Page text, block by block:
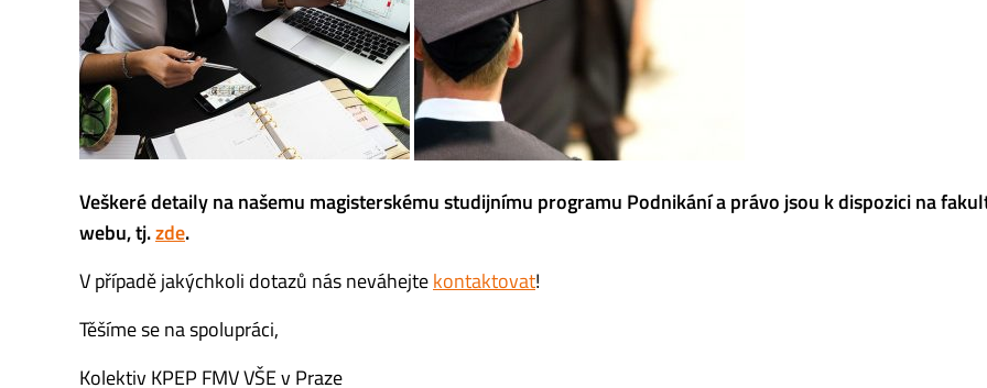
Veškeré detaily na našemu magisterskému studijnímu programu Podnikání a právo jsou k dispozici na
webu, tj.zde.
V případě jakýchkoli dotazů nás neváhejtekontaktovat!
Těšíme se na spolupráci,
Kolektiv KPEP FMV VŠE v Praze